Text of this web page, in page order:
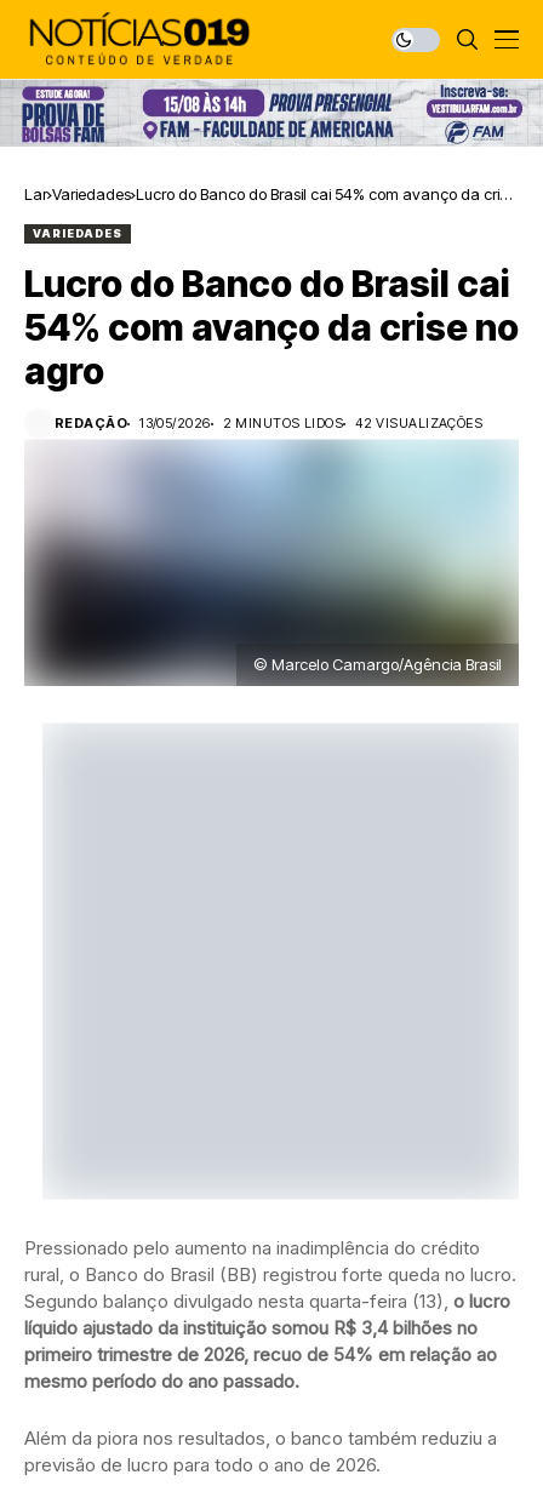
Lar Variedades Lucro do Banco do Brasil cai 54% com avanço da crise
VARIEDADES
Lucro do Banco do Brasil cai
54% com avanço da crise no
agro
REDAÇÃO 13/05/2026 2 MINUTOS LIDOS 42 VISUALIZAÇÕES
© Marcelo Camargo/Agência Brasil
Pressionado pelo aumento na inadimplência do crédito
rural, o Banco do Brasil (BB) registrou forte queda no lucro.
Segundo balanço divulgado nesta quarta-feira (13), o lucro
líquido ajustado da instituição somou R$ 3,4 bilhões no
primeiro trimestre de 2026, recuo de 54% em relação ao
mesmo período do ano passado.
Além da piora nos resultados, o banco também reduziu a
previsão de lucro para todo o ano de 2026.